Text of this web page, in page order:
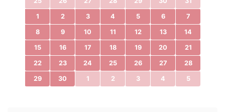
1 2 3 4 5 6 7
8 9 10 11 12 13 14
15 16 17 18 19 20 21
22 23 24 25 26 27 28
29 30 1 2 3 4 5